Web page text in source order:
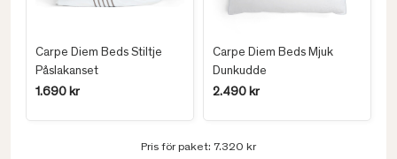
Carpe Diem Beds Stiltje
Påslakanset
1.690 kr
Carpe Diem Beds Mjuk
Dunkudde
2.490 kr
Pris för paket: 7.320 kr